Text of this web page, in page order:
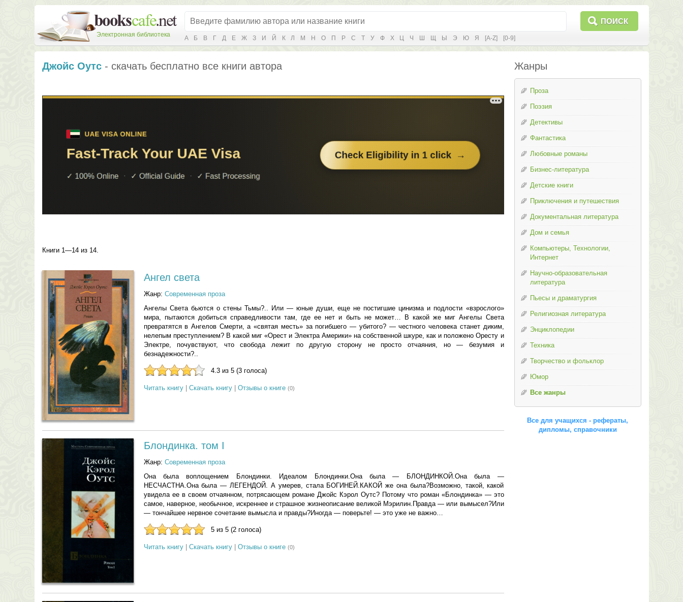
Электронная библиотека
ПОИСК
А Б В Г Д Е Ж З И Й К Л М Н О П Р С Т У Ф Х Ц Ч Ш Щ Ы Э Ю Я [A-Z] [0-9]
Джойс Оутс- скачать бесплатно все книги автора
Книги 1—14 из 14.
Ангел света
Жанр: Современная проза
Ангелы Света бьются о стены Тьмы?.. Или — юные души, еще не постигшие цинизма и подлости «взрослого»
мира, пытаются добиться справедливости там, где ее нет и быть не может… В какой же миг Ангелы Света
превратятся в Ангелов Смерти, а «святая месть» за погибшего — убитого? — честного человека станет диким,
нелепым преступлением? В какой миг «Орест и Электра Америки» на собственной шкуре, как и положено Оресту и
Электре, почувствуют, что свобода лежит по другую сторону не просто отчаяния, но — безумия и
безнадежности?..
4.3 из 5 (3 голоса)
Читать книгу| Скачать книгу| Отзывы о книге (0)
Блондинка. том I
Жанр: Современная проза
Она была воплощением Блондинки. Идеалом Блондинки.Она была — БЛОНДИНКОЙ.Она была —
НЕСЧАСТНА.Она была — ЛЕГЕНДОЙ. А умерев, стала БОГИНЕЙ.КАКОЙ же она была?Возможно, такой, какой
увидела ее в своем отчаянном, потрясающем романе Джойс Кэрол Оутс? Потому что роман «Блондинка» — это
самое, наверное, необычное, искреннее и страшное жизнеописание великой Мэрилин.Правда — или вымысел?Или
— тончайшее нервное сочетание вымысла и правды?Иногда — поверьте! — это уже не важно…
5 из 5 (2 голоса)
Читать книгу| Скачать книгу| Отзывы о книге (0)
Жанры
Проза
Поэзия
Детективы
Фантастика
Любовные романы
Бизнес-литература
Детские книги
Приключения и путешествия
Документальная литература
Дом и семья
Компьютеры, Технологии,
Интернет
Научно-образовательная
литература
Пьесы и драматургия
Религиозная литература
Энциклопедии
Техника
Творчество и фольклор
Юмор
Все жанры
Все для учащихся - рефераты,
дипломы, справочники